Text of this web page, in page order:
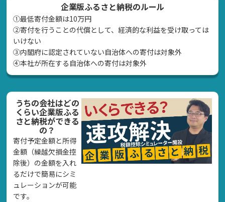
企業版ふるさと納税のルール
①最低寄付金額は10万円
②寄付を行うことの代償として、経済的な利益を受け取っては
いけない
➂内閣府に認定されていない自治体への寄付は対象外
④本社が所在する自治体への寄付は対象外
うちの会社はどの
くらい企業版ふる
さと納税ができる
の？
寄付予定金額と所得
金額（繰越欠損金控
除後）の金額を入れ
るだけで簡易にシミ
ュレーションが可能
です。